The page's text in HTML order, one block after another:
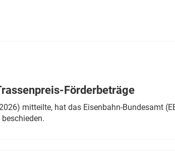
& Ausrüstung
Förderbeträge
mitteilte, hat das Eisenbahn-Bundesamt